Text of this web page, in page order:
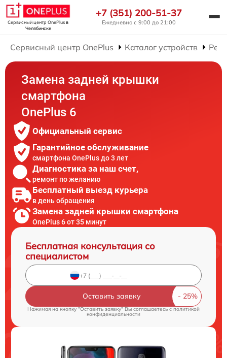
Сервисный центр OnePlusв
Челябинске
+7 (351) 200-51-37
Ежедневно с 9:00 до 21:00
Сервисный центр OnePlus Каталог устройств
Замена задней крышки
смартфона
OnePlus 6
Официальный сервис
Гарантийное обслуживание
смартфона OnePlus до 3 лет
Диагностика за наш счет,
ремонт по желанию
Бесплатный выезд курьера
в день обращения
Замена задней крышки смартфона
OnePlus 6 от 35 минут
Бесплатная консультация со
специалистом
Оставить заявку
Нажимая на кнопку "Оставить заявку" Вы соглашаетесь c политикой
конфиденциальности